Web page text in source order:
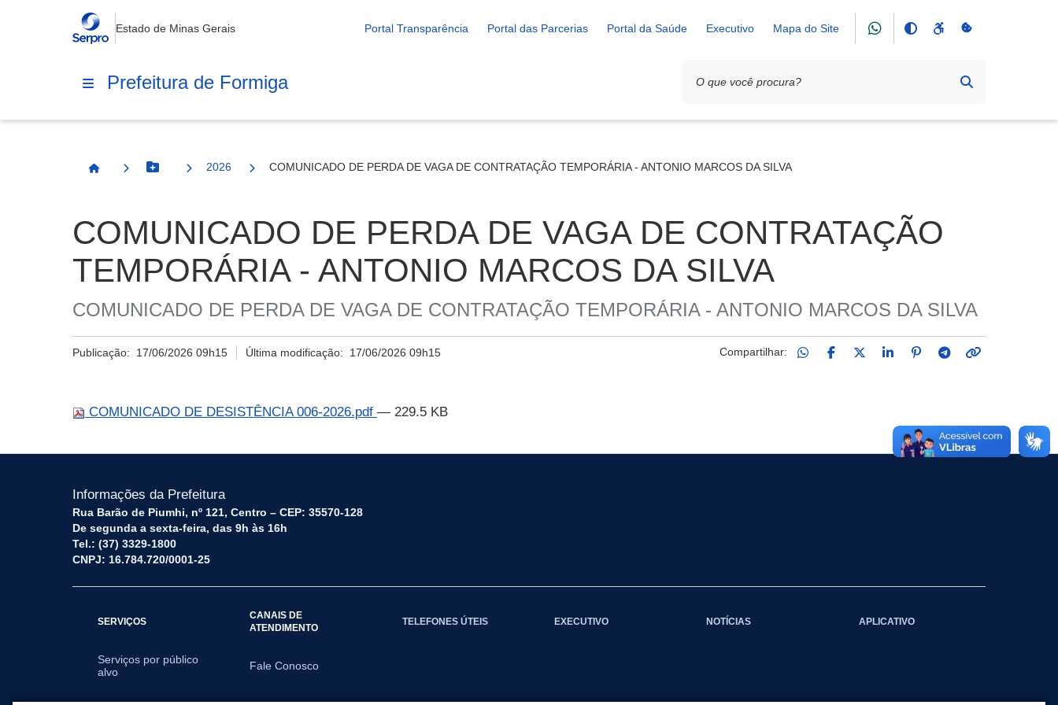
Estado de Minas Gerais Portal Transparência Portal das Parcerias Portal da Saúde Executivo Mapa do Site
Prefeitura de Formiga
Página InicialBotão Menu
2026 COMUNICADO DE PERDA DE VAGA DE CONTRATAÇÃO TEMPORÁRIA - ANTONIO MARCOS DA SILVA
COMUNICADO DE PERDA DE VAGA DE CONTRATAÇÃO
TEMPORÁRIA - ANTONIO MARCOS DA SILVA
COMUNICADO DE PERDA DE VAGA DE CONTRATAÇÃO TEMPORÁRIA - ANTONIO MARCOS DA SILVA
Publicação: 17/06/2026 09h15 Última modificação: 17/06/2026 09h15 Compartilhar:
COMUNICADO DE DESISTÊNCIA 006-2026.pdf — 229.5 KB
Informações da Prefeitura
Rua Barão de Piumhi, nº 121, Centro – CEP: 35570-128
De segunda a sexta-feira, das 9h às 16h
Tel.: (37) 3329-1800
CNPJ: 16.784.720/0001-25
SERVIÇOS
Serviços por público
alvo
CANAIS DE
ATENDIMENTO
Fale Conosco
TELEFONES ÚTEIS EXECUTIVO NOTÍCIAS APLICATIVO